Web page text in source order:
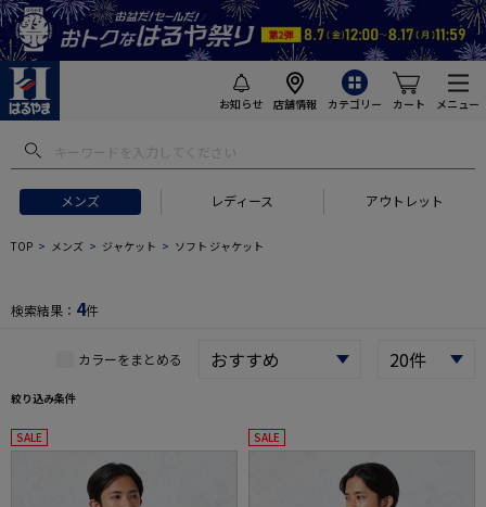
お知らせ 店舗情報 カテゴリー カート メニュー
メンズ レディース アウトレット
フトにおすすめ #セットアップ スーツ
TOP メンズ ジャケット ソフト ジャケット
検索結果： 4件
カラーをまとめる
絞り込み条件
SALE SALE